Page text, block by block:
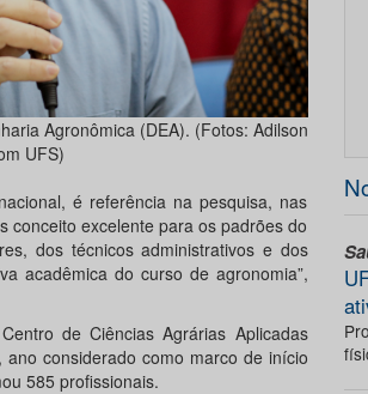
Agronômica (DEA). (Fotos: Adilson
UFS)
é referência na pesquisa, nas
conceito excelente para os padrões do
dos técnicos administrativos e dos
acadêmica do curso de agronomia”,
de Ciências Agrárias Aplicadas
considerado como marco de início
585 profissionais.